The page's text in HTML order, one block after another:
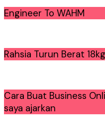
Engineer To WAHM
Rahsia Turun Berat 18kg
Cara Buat Business
saya ajarkan